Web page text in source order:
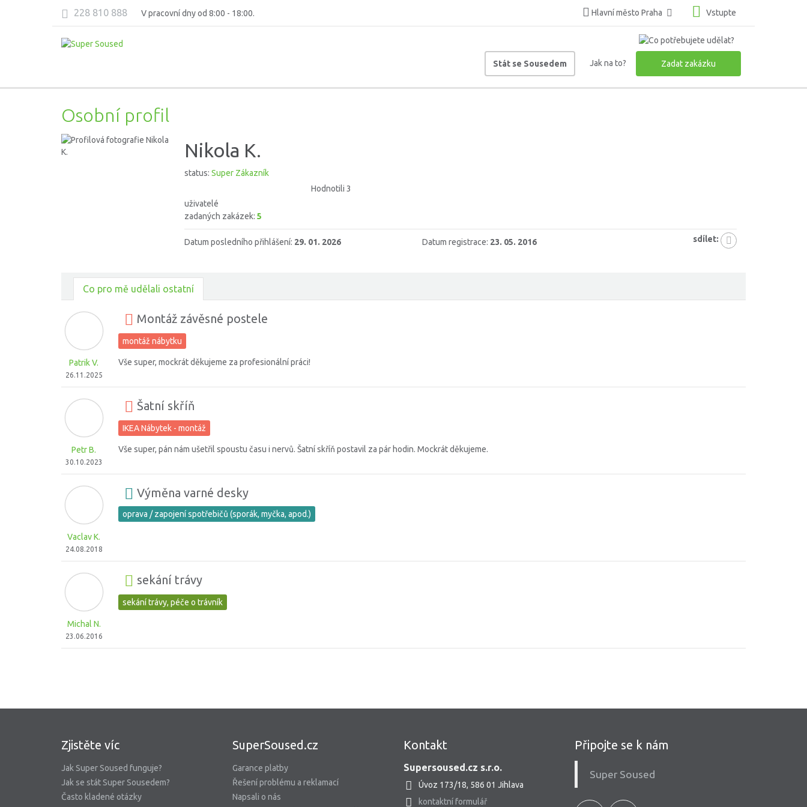
228 810 888 V pracovní dny od 8:00 - 18:00. Hlavní město Praha Vstupte
Stát se Sousedem Jak na to? Zadat zakázku
Osobní profil
Nikola K.
status: Super Zákazník
Hodnotili 3
uživatelé
zadaných zakázek: 5
Datum posledního přihlášení: 29. 01. 2026 Datum registrace: 23. 05. 2016 sdílet:
Co pro mě udělali ostatní
Patrik V.
26.11.2025
Montáž závěsné postele
montáž nábytku
Vše super, mockrát děkujeme za profesionální práci!
Petr B.
30.10.2023
Šatní skříň
IKEA Nábytek - montáž
Vše super, pán nám ušetřil spoustu času i nervů. Šatní skříň postavil za pár hodin. Mockrát děkujeme.
Vaclav K.
24.08.2018
Výměna varné desky
oprava / zapojení spotřebičů (sporák, myčka, apod.)
Michal N.
23.06.2016
sekání trávy
sekání trávy, péče o trávník
Zjistěte víc
Jak Super Soused funguje?
Jak se stát Super Sousedem?
Často kladené otázky
SuperSoused.cz
Garance platby
Řešení problému a reklamací
Napsali o nás
Kontakt
Supersoused.cz s.r.o.
Úvoz 173/18, 586 01 Jihlava
kontaktní formulář
Připojte se k nám
Super Soused